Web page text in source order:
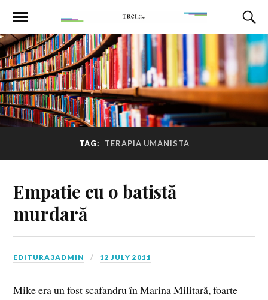
TAG: TERAPIA UMANISTA
Empatie cu o batistă
murdară
EDITURA3ADMIN 12 JULY 2011
Mike era un fost scafandru în Marina Militară, foarte